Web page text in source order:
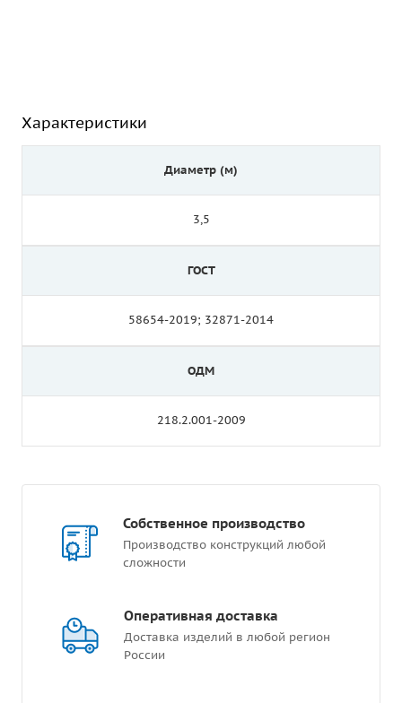
Характеристики
Диаметр (м)
3,5
ГОСТ
58654-2019; 32871-2014
ОДМ
218.2.001-2009
Собственное производство
Производство конструкций любой
сложности
Оперативная доставка
Доставка изделий в любой регион
России